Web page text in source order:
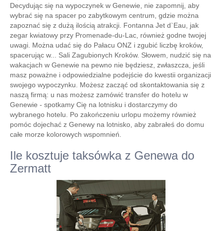
Decydując się na wypoczynek w Genewie, nie zapomnij, aby
wybrać się na spacer po zabytkowym centrum, gdzie można
zapoznać się z dużą ilością atrakcji. Fontanna Jet d`Eau, jak
zegar kwiatowy przy Promenade-du-Lac, również godne twojej
uwagi. Można udać się do Pałacu ONZ i zgubić liczbę kroków,
spacerując w... Sali Zagubionych Kroków. Słowem, nudzić się na
wakacjach w Genewie na pewno nie będziesz, zwłaszcza, jeśli
masz poważne i odpowiedzialne podejście do kwestii organizacji
swojego wypoczynku. Możesz zacząć od skontaktowania się z
naszą firmą: u nas możesz zamówić transfer do hotelu w
Genewie - spotkamy Cię na lotnisku i dostarczymy do
wybranego hotelu. Po zakończeniu urlopu możemy również
pomóc dojechać z Genewy na lotnisko, aby zabrałeś do domu
całe morze kolorowych wspomnień.
Ile kosztuje taksówka z Genewa do
Zermatt